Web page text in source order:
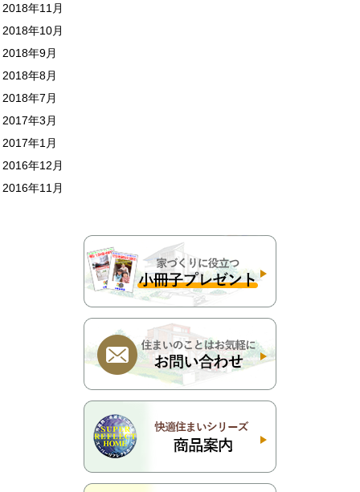
2018年11月
2018年10月
2018年9月
2018年8月
2018年7月
2017年3月
2017年1月
2016年12月
2016年11月